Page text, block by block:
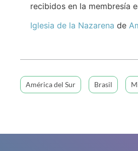
recibidos en la membresía
Iglesia de la Nazarena de
América del Sur Brasil